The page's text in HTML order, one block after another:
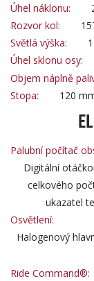
Úhel náklonu:
Rozvor kol:
Světlá výška:
Úhel sklonu osy:
Objem náplně
Stopa:
120
Palubní počítač
Digitální
celkového
ukazatel
Osvětlení:
Halogenový
Ride Command®: